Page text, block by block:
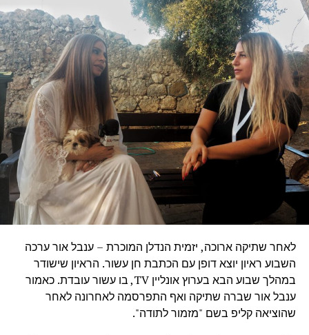
לאחר שתיקה ארוכה, יזמית הנדלן המוכרת – ענבל אור ערכה
השבוע ראיון יוצא דופן עם הכתבת חן עשור. הראיון שישודר
במהלך שבוע הבא בערוץ אונליין TV, בו עשור עובדת. כאמור
ענבל אור שברה שתיקה ואף התפרסמה לאחרונה לאחר
שהוציאה קליפ בשם "מזמור לתודה".